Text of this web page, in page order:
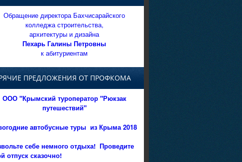
Обращение директора Бахчисарайского
колледжа строительства,
архитектуры и дизайна
Пехарь Галины Петровны
к абитуриентам
ПРЕДЛОЖЕНИЯ ОТ ПРОФКОМА
ООО "Крымский туроператор "Рюкзак
путешествий"
автобусные туры из Крыма 2018
себе немного отдыха! Проведите
отпуск сказочно!